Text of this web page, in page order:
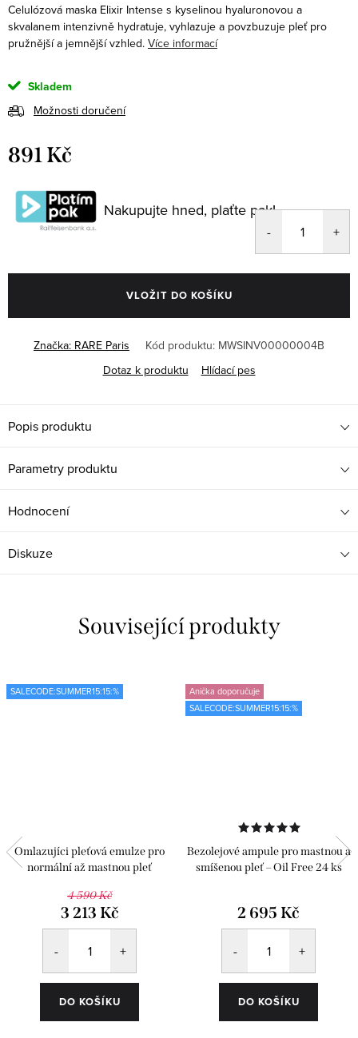
Celulózová maska Elixir Intense s kyselinou hyaluronovou a
skvalanem intenzivně hydratuje, vyhlazuje a povzbuzuje pleť pro
pružnější a jemnější vzhled. Více informací
Skladem
Možnosti doručení
891 Kč
cena:
Nakupujte hned, plaťte pak!
VLOŽIT DO KOŠÍKU
Značka: RARE Paris Kód produktu: MWSINV00000004B
Dotaz k produktu
Hlídací pes
Popis produktu
Parametry produktu
Hodnocení
Diskuze
Související produkty
SALECODE:SUMMER15:15:%
Omlazujíci pleťová emulze pro
normální až mastnou pleť
4 590 Kč
3 213 Kč
DO KOŠÍKU
Anička doporučuje
SALECODE:SUMMER15:15:%
Bezolejové ampule pro mastnou a
smíšenou pleť – Oil Free 24 ks
2 695 Kč
DO KOŠÍKU